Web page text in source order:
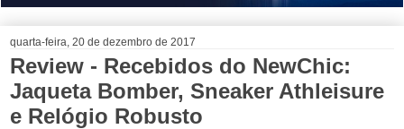
quarta-feira, 20 de dezembro de 2017
Review - Recebidos do NewChic:
Jaqueta Bomber, Sneaker Athleisure
e Relógio Robusto